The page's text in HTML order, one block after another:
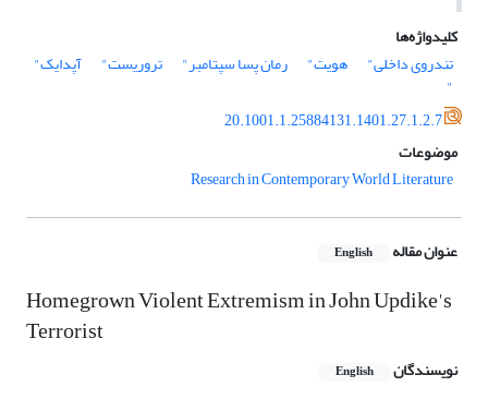
کلیدواژه‌ها
تندروی داخلی"
هویت" رمان پسا سپتامبر" تروریست" آپدایک"
"
20.1001.1.25884131.1401.27.1.2.7
موضوعات
Research in Contemporary World Literature
عنوان مقاله English
Homegrown Violent Extremism in John Updike's
Terrorist
نویسندگان English